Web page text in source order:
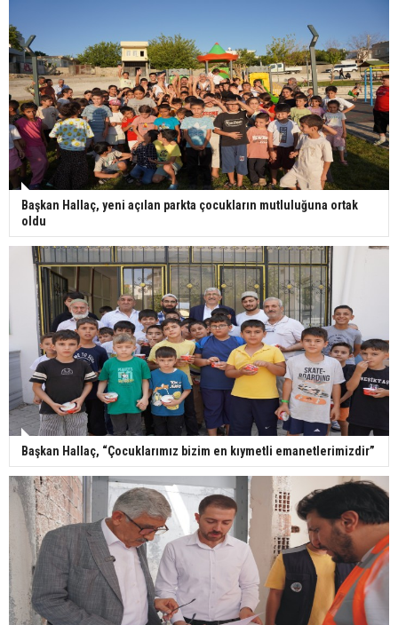
Başkan Hallaç, yeni açılan parkta çocukların mutluluğuna ortak
oldu
Başkan Hallaç, “Çocuklarımız bizim en kıymetli emanetlerimizdir”